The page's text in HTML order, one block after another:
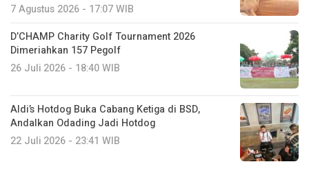
7 Agustus 2026 - 17:07 WIB
D’CHAMP Charity Golf Tournament 2026
Dimeriahkan 157 Pegolf
26 Juli 2026 - 18:40 WIB
Aldi’s Hotdog Buka Cabang Ketiga di BSD,
Andalkan Odading Jadi Hotdog
22 Juli 2026 - 23:41 WIB